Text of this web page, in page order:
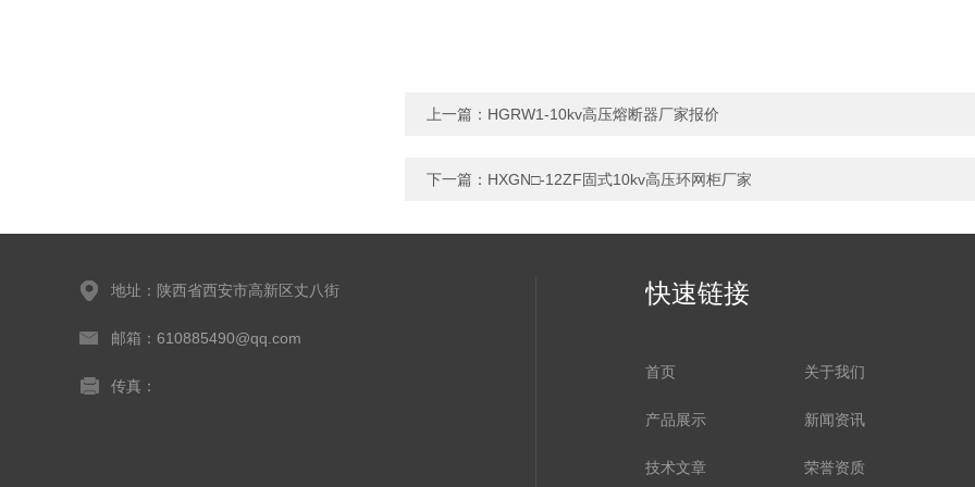
上一篇： HGRW1-10kv高压熔断器厂家报价
下一篇： HXGN□-12ZF固式10kv高压环网柜厂家
地址：陕西省西安市高新区丈八街
邮箱：610885490@qq.com
传真：
快速链接
首页 关于我们
产品展示 新闻资讯
技术文章 荣誉资质